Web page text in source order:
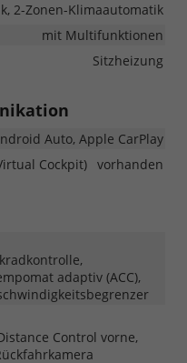
2-Zonen-Klimaautomatik
mit Multifunktionen
Sitzheizung
Auto, Apple CarPlay
Cockpit) vorhanden
adaptiv (ACC),
Control vorne,